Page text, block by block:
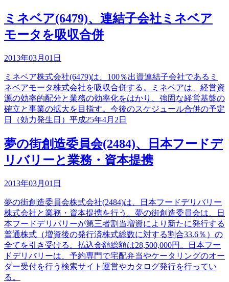
ミネベア(6479)、連結子会社ミネベア
モータを吸収合併
2013年03月01日
ミネベア株式会社(6479)は、100％出資連結子会社であるミ
ネベアモータ株式会社を吸収合併する。ミネベアは、経営資
源の効率的配分と業務の効率化をはかり、強固な経営基盤の
確立と事業の拡大を目指す。今後のスケジュール合併の予定
日（効力発生日）平成25年4月2日
夢の街創造委員会(2484)、日本フードデ
リバリーと業務・資本提携
2013年03月01日
夢の街創造委員会株式会社(2484)は、日本フードデリバリー
株式会社と業務・資本提携を行う。夢の街創造委員会は、日
本フードデリバリーが第三者割当増資により新たに発行する
普通株式（増資後の発行済株式総数に対する割合33.6％）の
全てを引き受ける。払込金額総額は28,500,000円。日本フー
ドデリバリーは、予約専門で宅配弁当やケータリングのオー
ダー受付を行う検索サイト運営やカタログ発行を行ってい
る。